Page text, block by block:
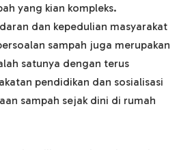
yang kian kompleks.
dan kepedulian masyarakat
sampah juga merupakan
satunya dengan terus
pendidikan dan sosialisasi
sampah sejak dini di rumah